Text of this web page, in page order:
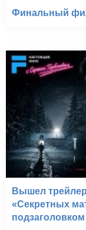
Финальный
Вышел
«Секретных